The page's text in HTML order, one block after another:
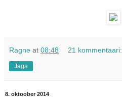
Ragne at 08:48 21 kommentaari:
Jaga
8. oktoober 2014